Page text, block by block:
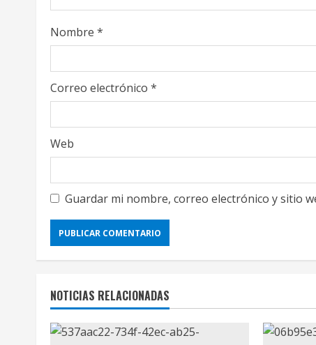
i
n
g
Nombre *
Correo electrónico *
Web
Guardar mi nombre, correo electrónico y sitio
NOTICIAS RELACIONADAS